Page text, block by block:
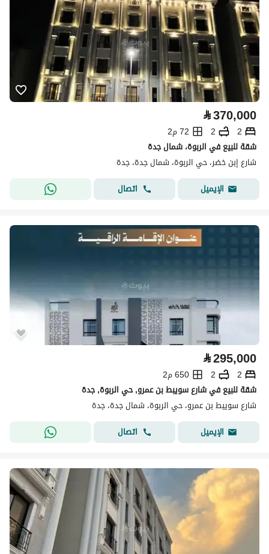
⃁370,000
2
2
72 م2
شقة للبيع في الربوة، شمال جدة
شارع إبن خضر، حي الربوة، شمال جدة، جدة
الإيميل
اتصال
⃁295,000
2
2
650 م2
شقة للبيع في شارع سويبط بن عمرو, حي الربوة, جدة
شارع سويبط بن عمرو، حي الربوة، شمال جدة، جدة
الإيميل
اتصال